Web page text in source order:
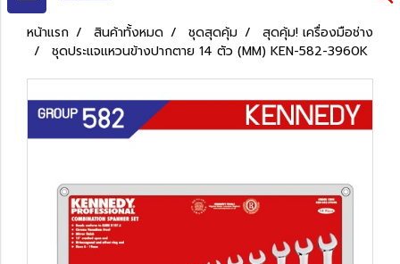
หน้าแรก สินค้าทั้งหมด ชุดสุดคุ้ม
สุดคุ้ม! เครื่องมือช่าง
ชุดประแจแหวนข้างปากตาย 14 ตัว (MM) KEN-582-3960K